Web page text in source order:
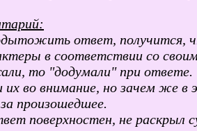
ответ, получится,
в соответствии со
то "додумали" при
их во внимание, но зачем же
произошедшее.
поверхностен, не раскрыл